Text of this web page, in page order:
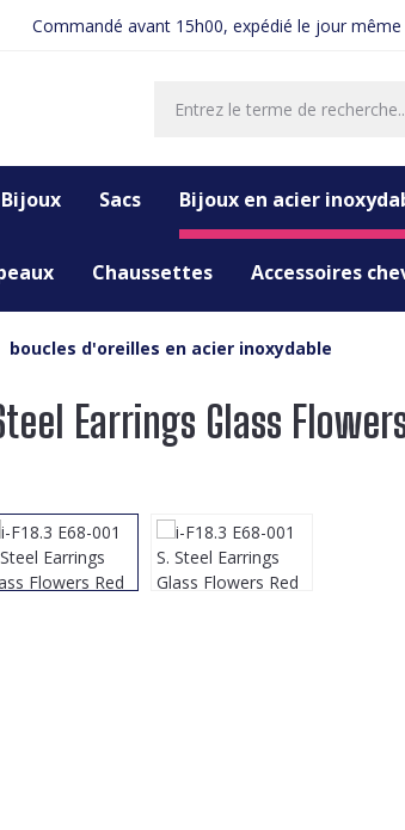
Commandé avant 15h00, expédié le jour même
Bijoux Sacs Bijoux en acier
Chaussettes Accessoires
boucles d'oreilles en acier inoxydable
Earrings Glass